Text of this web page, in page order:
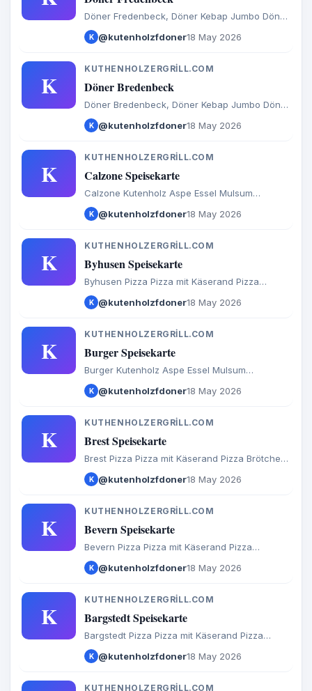
Döner Fredenbeck, Döner Kebap Jumbo Döner
Döner Kebap (Käse) Döner Box Dürüm in
hausgemachtem Brot Hähnchen Döner
Dönerteller
K @kutenholzfdoner18 May 2026
K
KUTHENHOLZERGRILL.COM
Döner Bredenbeck
Döner Bredenbeck, Döner Kebap Jumbo Döner
Döner Kebap (Käse) Döner Box Dürüm in
hausgemachtem Brot Hähnchen Döner
Dönerteller
K @kutenholzfdoner18 May 2026
K
KUTHENHOLZERGRILL.COM
Calzone Speisekarte
Calzone Kutenholz Aspe Essel Mulsum
Sadersdorf Baaste Bredenbeck Brest Byhusen
Farven Fredenbeck Malstedt Wedel Bargstedt
K @kutenholzfdoner18 May 2026
K
KUTHENHOLZERGRILL.COM
Byhusen Speisekarte
Byhusen Pizza Pizza mit Käserand Pizza
Brötchen Calzone Baguette Döner Salate
Türkische Spezialitäten Aufläufe
K @kutenholzfdoner18 May 2026
K
KUTHENHOLZERGRILL.COM
Burger Speisekarte
Burger Kutenholz Aspe Essel Mulsum
Sadersdorf Baaste Bredenbeck Brest Byhusen
Farven Fredenbeck Malstedt Wedel Bargstedt
K @kutenholzfdoner18 May 2026
K
KUTHENHOLZERGRILL.COM
Brest Speisekarte
Brest Pizza Pizza mit Käserand Pizza Brötchen
Calzone Baguette Döner Salate Türkische
Spezialitäten Aufläufe Internationales Burger
K @kutenholzfdoner18 May 2026
K
KUTHENHOLZERGRILL.COM
Bevern Speisekarte
Bevern Pizza Pizza mit Käserand Pizza
Brötchen Calzone Baguette Döner Salate
Türkische Spezialitäten Aufläufe
K @kutenholzfdoner18 May 2026
K
KUTHENHOLZERGRILL.COM
Bargstedt Speisekarte
Bargstedt Pizza Pizza mit Käserand Pizza
Brötchen Calzone Baguette Döner Salate
Türkische Spezialitäten Aufläufe
K @kutenholzfdoner18 May 2026
KUTHENHOLZERGRILL.COM